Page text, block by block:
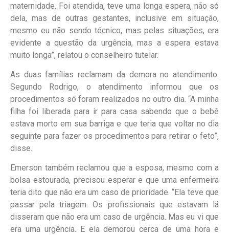
maternidade. Foi atendida, teve uma longa espera, não só
dela, mas de outras gestantes, inclusive em situação,
mesmo eu não sendo técnico, mas pelas situações, era
evidente a questão da urgência, mas a espera estava
muito longa”, relatou o conselheiro tutelar.
As duas famílias reclamam da demora no atendimento.
Segundo Rodrigo, o atendimento informou que os
procedimentos só foram realizados no outro dia. “A minha
filha foi liberada para ir para casa sabendo que o bebê
estava morto em sua barriga e que teria que voltar no dia
seguinte para fazer os procedimentos para retirar o feto”,
disse.
Emerson também reclamou que a esposa, mesmo com a
bolsa estourada, precisou esperar e que uma enfermeira
teria dito que não era um caso de prioridade. “Ela teve que
passar pela triagem. Os profissionais que estavam lá
disseram que não era um caso de urgência. Mas eu vi que
era uma urgência. E ela demorou cerca de uma hora e